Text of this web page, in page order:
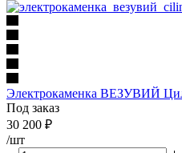
Электрокаменка ВЕЗУВИЙ
Под заказ
30 200 ₽
/шт